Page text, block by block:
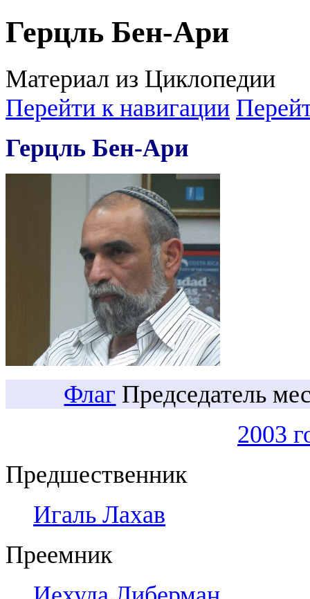
Герцль Бен-Ари
Материал из Циклопедии
Перейти к навигации
Герцль Бен-Ари
Флаг Председатель
2003
Предшественник
Игаль Лахав
Преемник